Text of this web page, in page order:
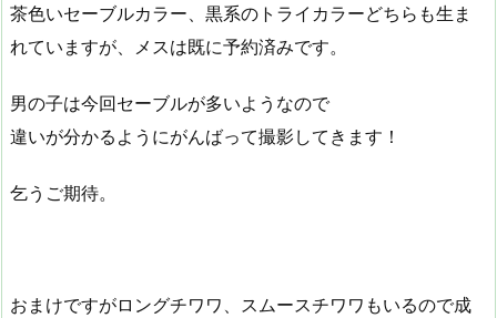
茶色いセーブルカラー、黒系のトライカラーどちらも生ま
れていますが、メスは既に予約済みです。
男の子は今回セーブルが多いようなので
違いが分かるようにがんばって撮影してきます！
乞うご期待。
おまけですがロングチワワ、スムースチワワもいるので成